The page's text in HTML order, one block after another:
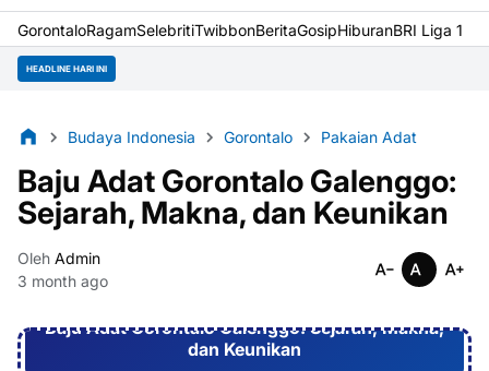
GorontaloRagamSelebritiTwibbonBeritaGosipHiburanBRI Liga 1
HEADLINE HARI INI
Budaya Indonesia Gorontalo Pakaian Adat
Baju Adat Gorontalo Galenggo:
Sejarah, Makna, dan Keunikan
Oleh Admin
3 month ago
Baju Adat Gorontalo Galenggo: Sejarah, Makna,
dan Keunikan